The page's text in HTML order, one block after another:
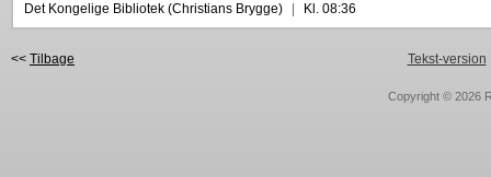
Det Kongelige Bibliotek (Christians Brygge)
Kl. 08:36
<< Tilbage Tekst-version
Copyright © 2026